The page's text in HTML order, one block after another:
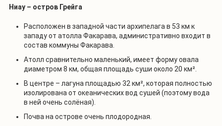
Ниау – остров Грейга
Расположен в западной части архипелага в 53 км к
западу от атолла Факарава, административно входит в
состав коммуны Факарава.
Атолл сравнительно маленький, имеет форму овала
диаметром 8 км, общая площадь суши около 20 км².
В центре – лагуна площадью 32 км², которая полностью
изолирована от океанических вод сушей (поэтому вода
в ней очень солёная).
Почва на острове очень плодородная.